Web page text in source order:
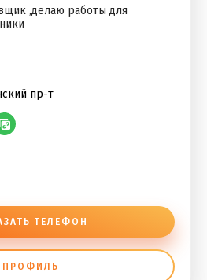
,делаю работы для
пр-т
ТЕЛЕФОН
ПРОФИЛЬ